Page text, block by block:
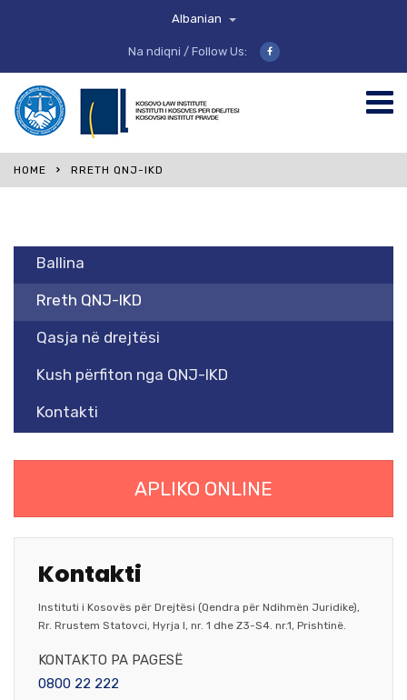
Albanian
Na ndiqni / Follow Us:
HOME RRETH QNJ-IKD
Ballina
Rreth QNJ-IKD
Qasja në drejtësi
Kush përfiton nga QNJ-IKD
Kontakti
APLIKO ONLINE
Kontakti
Instituti i Kosovës për Drejtësi (Qendra për Ndihmën Juridike),
Rr. Rrustem Statovci, Hyrja I, nr. 1 dhe Z3-S4. nr.1, Prishtinë.
KONTAKTO PA PAGESË
0800 22 222